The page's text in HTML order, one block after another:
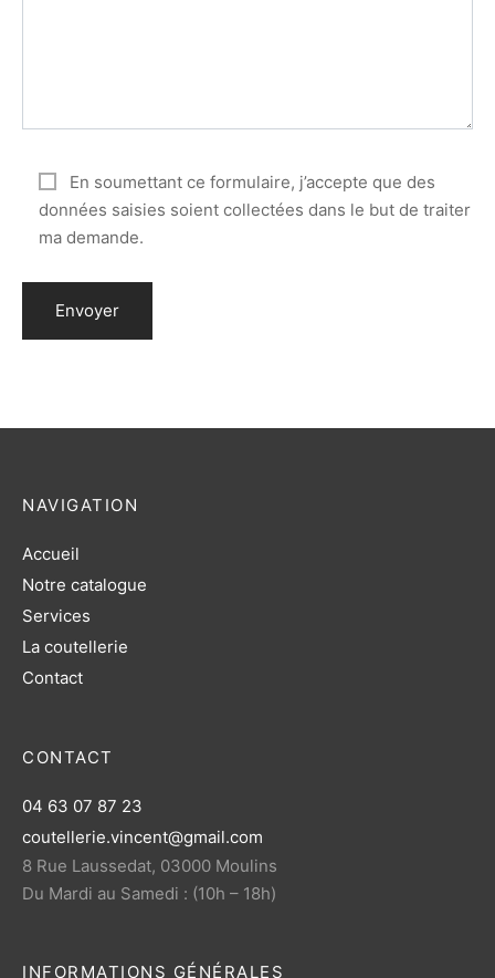
En soumettant ce formulaire, j’accepte que des
données saisies soient collectées dans le but de traiter
ma demande.
NAVIGATION
Accueil
Notre catalogue
Services
La coutellerie
Contact
CONTACT
04 63 07 87 23
coutellerie.vincent@gmail.com
8 Rue Laussedat, 03000 Moulins
Du Mardi au Samedi : (10h – 18h)
INFORMATIONS GÉNÉRALES